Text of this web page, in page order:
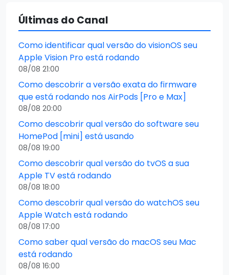
Últimas do Canal
Como identificar qual versão do visionOS seu
Apple Vision Pro está rodando
08/08 21:00
Como descobrir a versão exata do firmware
que está rodando nos AirPods [Pro e Max]
08/08 20:00
Como descobrir qual versão do software seu
HomePod [mini] está usando
08/08 19:00
Como descobrir qual versão do tvOS a sua
Apple TV está rodando
08/08 18:00
Como descobrir qual versão do watchOS seu
Apple Watch está rodando
08/08 17:00
Como saber qual versão do macOS seu Mac
está rodando
08/08 16:00